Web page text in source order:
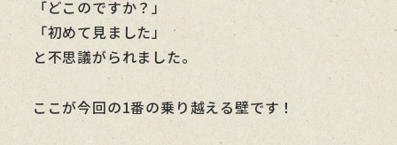
「どこのですか？」
「初めて見ました」
と不思議がられました。
ここが今回の1番の乗り越える壁です！